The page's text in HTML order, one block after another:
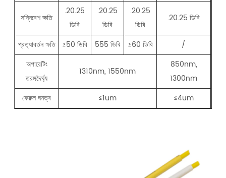
সন্নিবেশ ক্ষতি
.20.25
ডিবি
.20.25
ডিবি
.20.25
ডিবি
.20.25 ডিবি
প্রত্যাবর্তন ক্ষতি ≥50 ডিবি 555 ডিবি ≥60 ডিবি
/
অপারেটিং
তরঙ্গদৈর্ঘ্য
1310nm, 1550nm
850nm,
1300nm
ফেরুল ঘনত্ব
≤1um ≤4um